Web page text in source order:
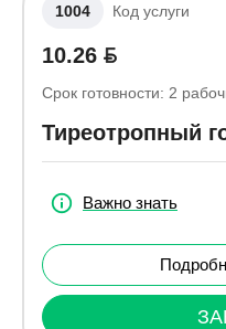
1004 Код услуги
10.26
Срок готовности: 2
Тиреотропный
Важно знать